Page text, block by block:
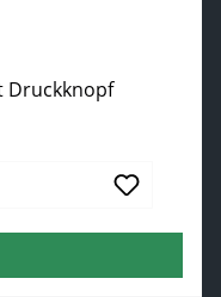
Druckknopf